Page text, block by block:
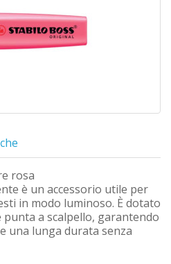
rosa
è un accessorio utile per
in modo luminoso. È dotato
a scalpello, garantendo
una lunga durata senza